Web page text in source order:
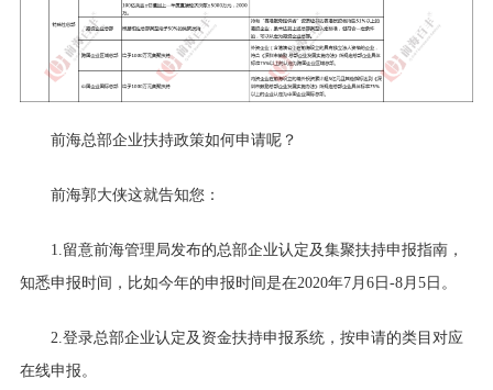
前海总部企业扶持政策如何申请呢？
前海郭大侠这就告知您：
1.留意前海管理局发布的总部企业认定及集聚扶持申报指南，
知悉申报时间，比如今年的申报时间是在2020年7月6日-8月5日。
2.登录总部企业认定及资金扶持申报系统，按申请的类目对应
在线申报 。